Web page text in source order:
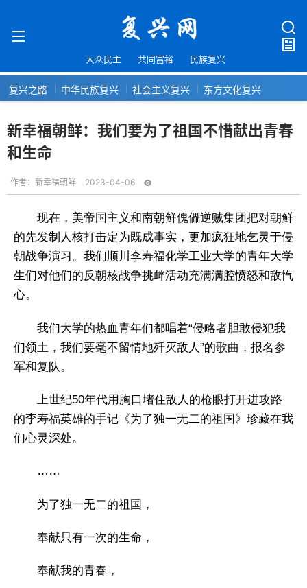
大众民主 共同富裕 民族复兴
复兴之路 中华民族复兴 社会主义复兴 东方文化复兴
新幸福朝鲜：我们要为了祖国不惜献出青春
和生命
作者： 新幸福朝鲜 2023-04-06
现在，美帝国主义和南朝鲜傀儡逆贼集团把对朝鲜
的先发制人核打击定为既成事实，更加疯狂地乞灵于侵
朝战争演习。我们顺川李寿福化学工业大学的青年大学
生们对他们的反朝核战争挑衅活动充满满腔愤怒和敌忾
心。
我们大学的热血青年们都唱着“侵略者胆敢侵犯我
们领土，我们要毫不留情地歼灭敌人”的歌曲，报名参
军和复队。
上世纪50年代用胸口堵住敌人的枪眼打开进攻路
的李寿福英雄的手记《为了独一无二的祖国》珍藏在我
们心灵深处。
……
为了独一无二的祖国，
奉献只有一次的生命，
奉献我的青春，